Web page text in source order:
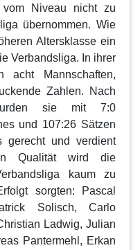
Niveau nicht zu
übernommen. Wie
Altersklasse ein
Verbandsliga. In ihrer
acht Mannschaften,
Zahlen. Nach
sie mit 7:0
und 107:26 Sätzen
gerecht und verdient
Qualität wird die
kaum zu
sorgten: Pascal
Solisch, Carlo
Ladwig, Julian
Pantermehl, Erkan